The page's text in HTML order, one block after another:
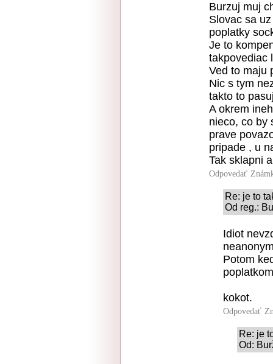
Burzuj muj
Slovac sa
poplatky
Je to
takpovediac
Ved to maju
Nic s tym
takto to
A okrem
nieco, co by
prave
pripade , u
Tak sklapni
Odpovedať
Re: je to
Od reg.:
Idiot
Potom
kokot.
Odpovedať
Re: je
Od: